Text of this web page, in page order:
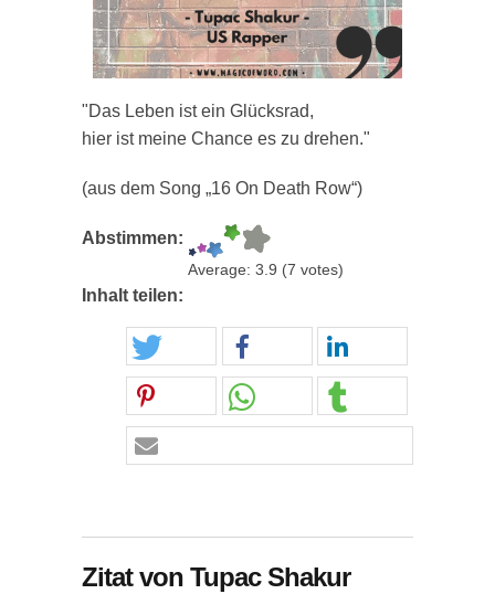
"Das Leben ist ein Glücksrad,
hier ist meine Chance es zu drehen."
(aus dem Song „16 On Death Row“)
Abstimmen:
Average: 3.9 (7 votes)
Inhalt teilen:
Zitat von Tupac Shakur